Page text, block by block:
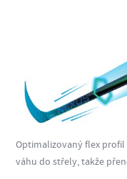
Optimalizovaný flex
váhu do střely, takže